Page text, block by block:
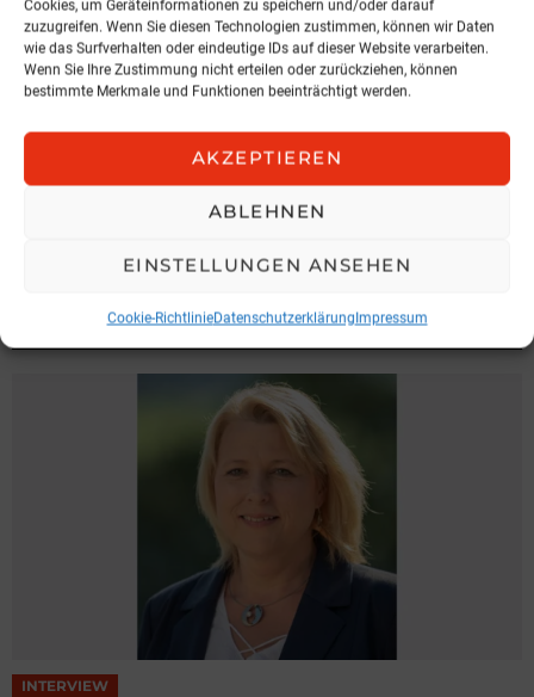
Cookies, um Geräteinformationen zu speichern und/oder darauf
zuzugreifen. Wenn Sie diesen Technologien zustimmen, können wir Daten
wie das Surfverhalten oder eindeutige IDs auf dieser Website verarbeiten.
Wenn Sie Ihre Zustimmung nicht erteilen oder zurückziehen, können
bestimmte Merkmale und Funktionen beeinträchtigt werden.
AKZEPTIEREN
ABLEHNEN
EINSTELLUNGEN ANSEHEN
Cookie-RichtlinieDatenschutzerklärungImpressum
aus meiner Sicht perfekt.
Vielen Dank für Ihre Zeit!
See Vorheriger Artikel
Die Pseudo IQ-Elite
Rekordjahr privater Vermögen
MEHR AUS:INTERVIEW
INTERVIEW